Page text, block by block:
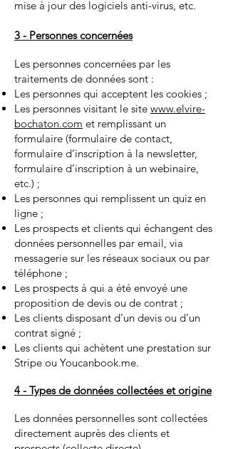
mise à jour des logiciels anti-virus, etc.
3 - Personnes concernées
Les personnes concernées par les
traitements de données sont :
Les personnes qui acceptent les cookies ;
Les personnes visitant le site www.elvire-
bochaton.com et remplissant un
formulaire (formulaire de contact,
formulaire d’inscription à la newsletter,
formulaire d’inscription à un webinaire,
etc.) ;
Les personnes qui remplissent un quiz en
ligne ;
Les prospects et clients qui échangent des
données personnelles par email, via
messagerie sur les réseaux sociaux ou par
téléphone ;
Les prospects à qui a été envoyé une
proposition de devis ou de contrat ;
Les clients disposant d’un devis ou d’un
contrat signé ;
Les clients qui achètent une prestation sur
Stripe ou Youcanbook.me.
4 - Types de données collectées et origine
Les données personnelles sont collectées
directement auprès des clients et